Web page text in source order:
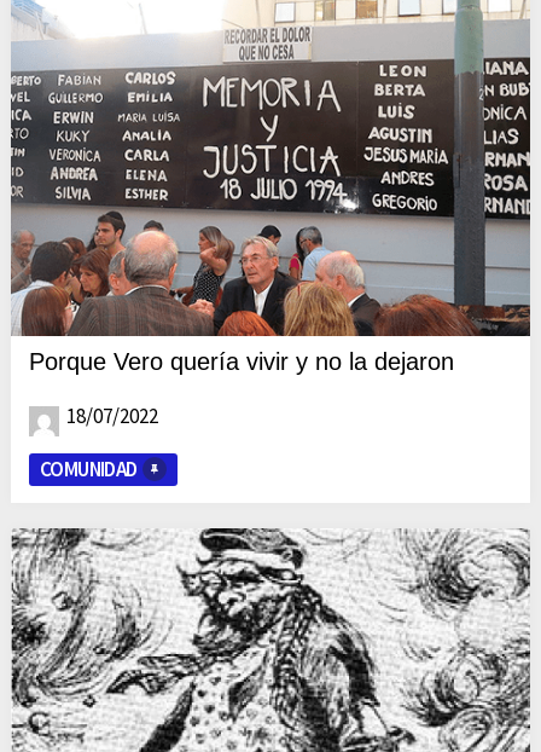
Porque Vero quería vivir y no la dejaron
18/07/2022
COMUNIDAD